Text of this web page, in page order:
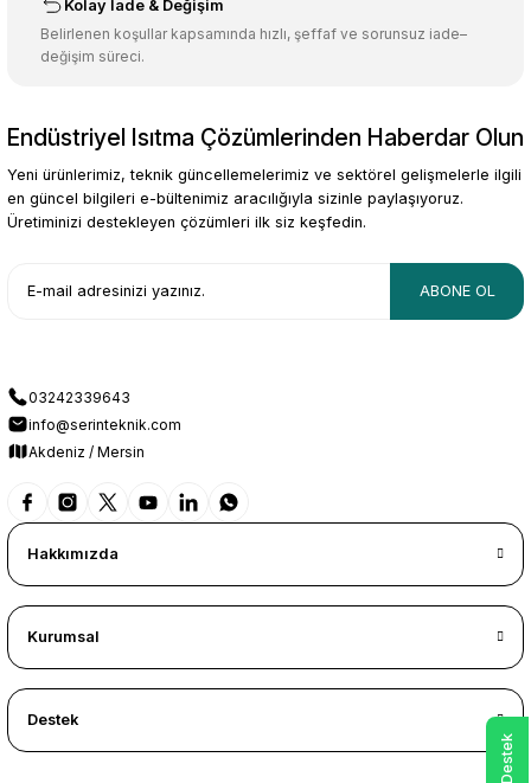
Kolay İade & Değişim
Belirlenen koşullar kapsamında hızlı, şeffaf ve sorunsuz iade–
değişim süreci.
Endüstriyel Isıtma Çözümlerinden Haberdar Olun
Yeni ürünlerimiz, teknik güncellemelerimiz ve sektörel gelişmelerle ilgili
en güncel bilgileri e-bültenimiz aracılığıyla sizinle paylaşıyoruz.
Üretiminizi destekleyen çözümleri ilk siz keşfedin.
ABONE OL
03242339643
info@serinteknik.com
Akdeniz / Mersin
Hakkımızda
Kurumsal
Destek